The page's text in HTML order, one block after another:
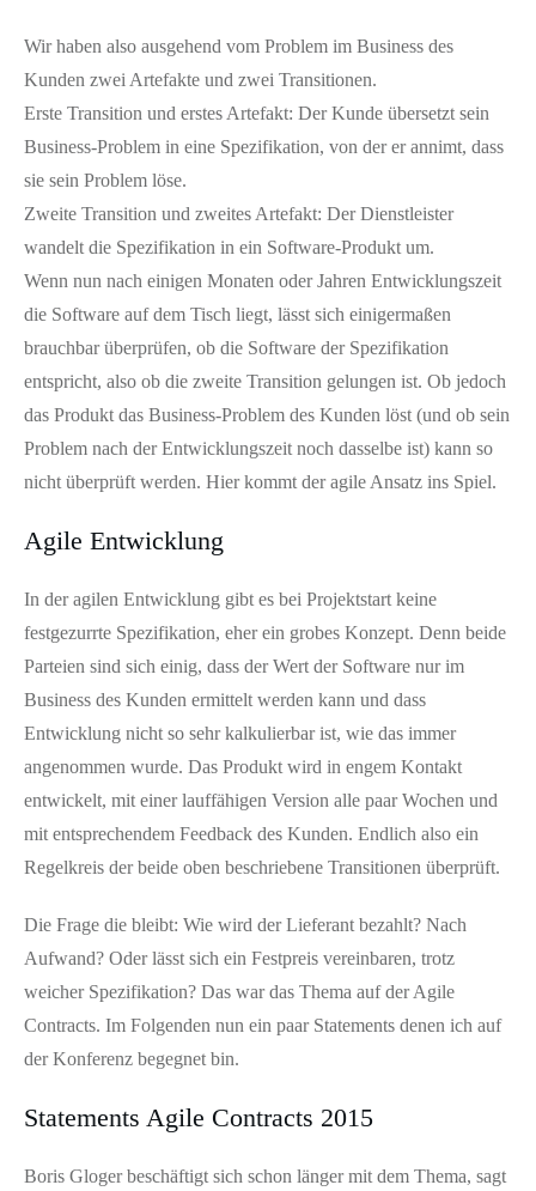
Wir haben also ausgehend vom Problem im Business des
Kunden zwei Artefakte und zwei Transitionen.
Erste Transition und erstes Artefakt: Der Kunde übersetzt sein
Business-Problem in eine Spezifikation, von der er annimt, dass
sie sein Problem löse.
Zweite Transition und zweites Artefakt: Der Dienstleister
wandelt die Spezifikation in ein Software-Produkt um.
Wenn nun nach einigen Monaten oder Jahren Entwicklungszeit
die Software auf dem Tisch liegt, lässt sich einigermaßen
brauchbar überprüfen, ob die Software der Spezifikation
entspricht, also ob die zweite Transition gelungen ist. Ob jedoch
das Produkt das Business-Problem des Kunden löst (und ob sein
Problem nach der Entwicklungszeit noch dasselbe ist) kann so
nicht überprüft werden. Hier kommt der agile Ansatz ins Spiel.
Agile Entwicklung
In der agilen Entwicklung gibt es bei Projektstart keine
festgezurrte Spezifikation, eher ein grobes Konzept. Denn beide
Parteien sind sich einig, dass der Wert der Software nur im
Business des Kunden ermittelt werden kann und dass
Entwicklung nicht so sehr kalkulierbar ist, wie das immer
angenommen wurde. Das Produkt wird in engem Kontakt
entwickelt, mit einer lauffähigen Version alle paar Wochen und
mit entsprechendem Feedback des Kunden. Endlich also ein
Regelkreis der beide oben beschriebene Transitionen überprüft.
Die Frage die bleibt: Wie wird der Lieferant bezahlt? Nach
Aufwand? Oder lässt sich ein Festpreis vereinbaren, trotz
weicher Spezifikation? Das war das Thema auf der Agile
Contracts. Im Folgenden nun ein paar Statements denen ich auf
der Konferenz begegnet bin.
Statements Agile Contracts 2015
Boris Gloger beschäftigt sich schon länger mit dem Thema, sagt